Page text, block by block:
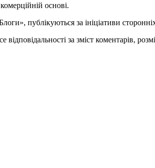
основі.
публікуються за ініціативи
за зміст коментарів,